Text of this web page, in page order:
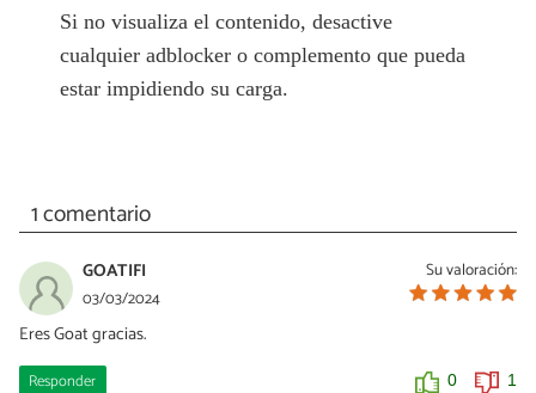
Si no visualiza el contenido, desactive
cualquier adblocker o complemento que pueda
estar impidiendo su carga.
1 comentario
Su valoración:
GOATIFI
03/03/2024
Eres Goat gracias.
Responder 0 1